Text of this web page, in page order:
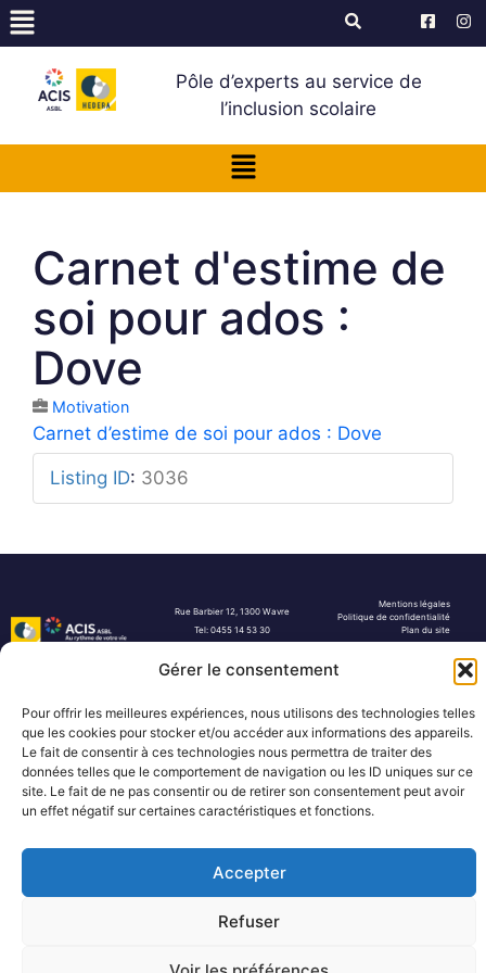
Gérer le consentement
Pour offrir les meilleures expériences, nous utilisons des technologies telles
que les cookies pour stocker et/ou accéder aux informations des appareils.
Le fait de consentir à ces technologies nous permettra de traiter des
données telles que le comportement de navigation ou les ID uniques sur ce
site. Le fait de ne pas consentir ou de retirer son consentement peut avoir
un effet négatif sur certaines caractéristiques et fonctions.
Accepter
Refuser
Pôle d’experts au service de
l’inclusion scolaire
Carnet d'estime de
soi pour ados :
Dove
Motivation
Carnet d’estime de soi pour ados : Dove
Listing ID: 3036
Rue Barbier 12, 1300 Wavre
Tel: 0455 14 53 30
Mentions légales
Politique de confidentialité
Plan du site